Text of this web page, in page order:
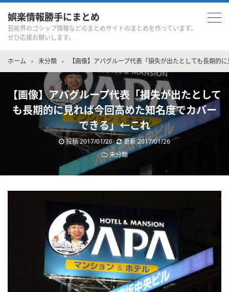
娯楽情報勝手にまとめ
芸能界のゴシップ情報などのまとめサイトのまとめを作っています。
ぜひ応援お願いします。
ホーム › 未分類 › 【画像】アパグループ代表「損失が出たとしても長期
【画像】アパグループ代表「損失が出たとして
も長期的に見れば今回高めた知名度でカバー
できる」←これ
投稿2017/01/26 更新2017/01/26
未分類